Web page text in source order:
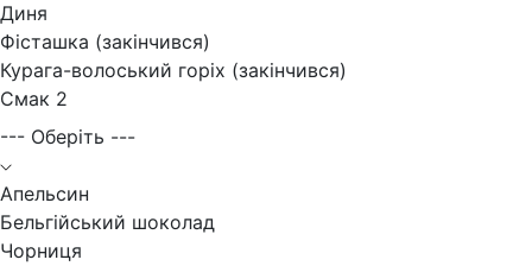
Диня
Фісташка (закінчився)
Курага-волоський горіх (закінчився)
Смак 2
--- Оберіть ---
Апельсин
Бельгійський шоколад
Чорниця